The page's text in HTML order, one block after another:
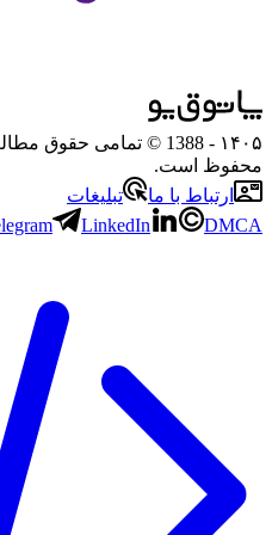
۱۴۰۵
- 1388 © تمامی حقوق
محفوظ است.
ارتباط با ما
تبلیغات
LinkedIn DMCA